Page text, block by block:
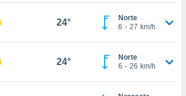
24°
Norte
6 - 27 km/h
24°
Norte
6 - 26 km/h